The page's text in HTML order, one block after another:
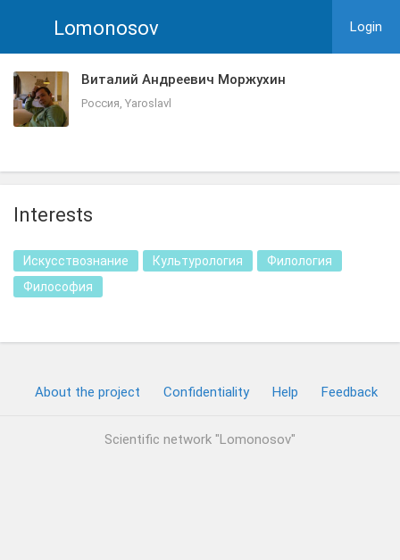
Lomonosov Login
Виталий Андреевич Моржухин
Россия, Yaroslavl
Interests
Искусствознание Культурология
Филология
Философия
About the project Confidentiality Help Feedback
Scientific network "Lomonosov"